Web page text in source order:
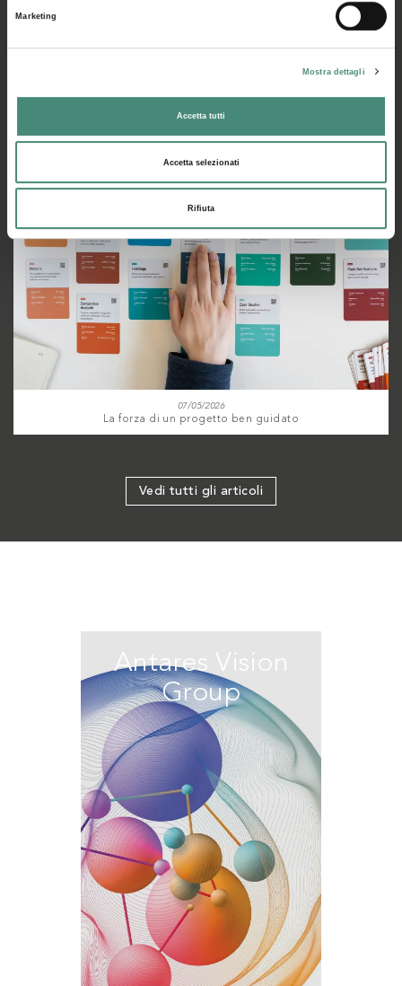
Marketing
Mostra dettagli
Accetta tutti
Accetta selezionati
Rifiuta
07/05/2026
La forza di un progetto ben guidato
Vedi tutti gli articoli
Antares Vision
Group